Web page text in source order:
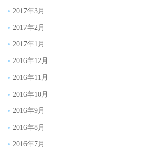
2017年3月
2017年2月
2017年1月
2016年12月
2016年11月
2016年10月
2016年9月
2016年8月
2016年7月